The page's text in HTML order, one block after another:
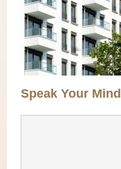
Speak Your Mind